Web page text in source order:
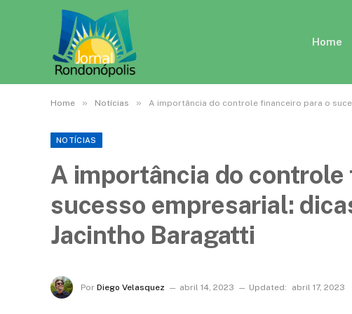
Home
Home » Notícias » A importância do controle financeiro para o
NOTÍCIAS
A importância do controle
sucesso empresarial:
Jacintho Baragatti
Por Diego Velasquez abril 14, 2023 Updated: abril 17, 2023